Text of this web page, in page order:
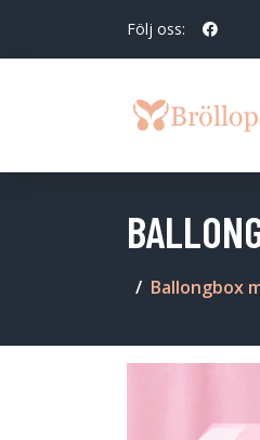
Följ oss:
Ballongbox